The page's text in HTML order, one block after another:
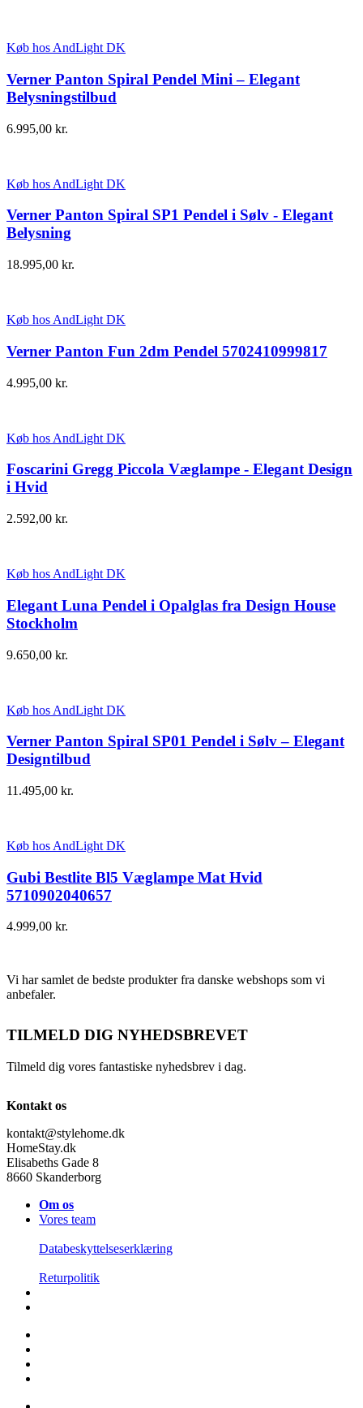
Køb hos AndLight DK
Verner Panton Spiral Pendel Mini – Elegant
Belysningstilbud
6.995,00 kr.
Køb hos AndLight DK
Verner Panton Spiral SP1 Pendel i Sølv - Elegant
Belysning
18.995,00 kr.
Køb hos AndLight DK
Verner Panton Fun 2dm Pendel 5702410999817
4.995,00 kr.
Køb hos AndLight DK
Foscarini Gregg Piccola Væglampe - Elegant Design
i Hvid
2.592,00 kr.
Køb hos AndLight DK
Elegant Luna Pendel i Opalglas fra Design House
Stockholm
9.650,00 kr.
Køb hos AndLight DK
Verner Panton Spiral SP01 Pendel i Sølv – Elegant
Designtilbud
11.495,00 kr.
Køb hos AndLight DK
Gubi Bestlite Bl5 Væglampe Mat Hvid
5710902040657
4.999,00 kr.
Vi har samlet de bedste produkter fra danske webshops som vi
anbefaler.
TILMELD DIG NYHEDSBREVET
Tilmeld dig vores fantastiske nyhedsbrev i dag.
Kontakt os
kontakt@stylehome.dk
HomeStay.dk
Elisabeths Gade 8
8660 Skanderborg
Om os
Vores team
Databeskyttelseserklæring
Returpolitik